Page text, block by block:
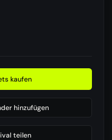
kaufen
hinzufügen
teilen